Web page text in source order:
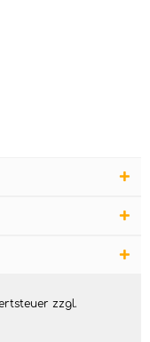
zzgl.